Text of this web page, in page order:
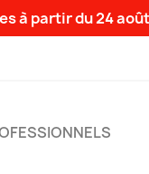
partir du 24